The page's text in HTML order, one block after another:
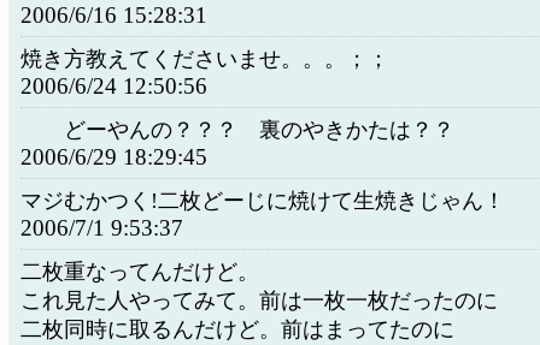
2006/6/16 15:28:31
焼き方教えてくださいませ。。。；；
2006/6/24 12:50:56
どーやんの？？？ 裏のやきかたは？？
2006/6/29 18:29:45
マジむかつく!二枚どーじに焼けて生焼きじゃん！
2006/7/1 9:53:37
二枚重なってんだけど。
これ見た人やってみて。前は一枚一枚だったのに
二枚同時に取るんだけど。前はまってたのに